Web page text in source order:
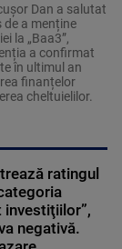
Dan a salutat
de a menține
la „Baa3”,
a confirmat
în ultimul an
finanțelor
cheltuielilor.
ratingul
investiţiilor”,
negativă.